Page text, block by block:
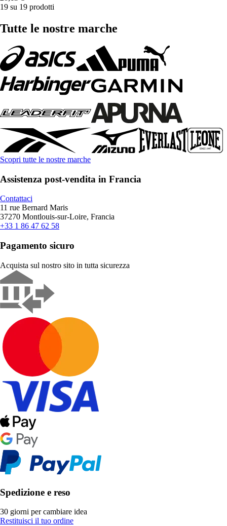
19 su 19 prodotti
Tutte le nostre marche
Scopri tutte le nostre marche
Assistenza post-vendita in Francia
Contattaci
11 rue Bernard Maris
37270 Montlouis-sur-Loire, Francia
+33 1 86 47 62 58
Pagamento sicuro
Acquista sul nostro sito in tutta sicurezza
Spedizione e reso
30 giorni per cambiare idea
Restituisci il tuo ordine